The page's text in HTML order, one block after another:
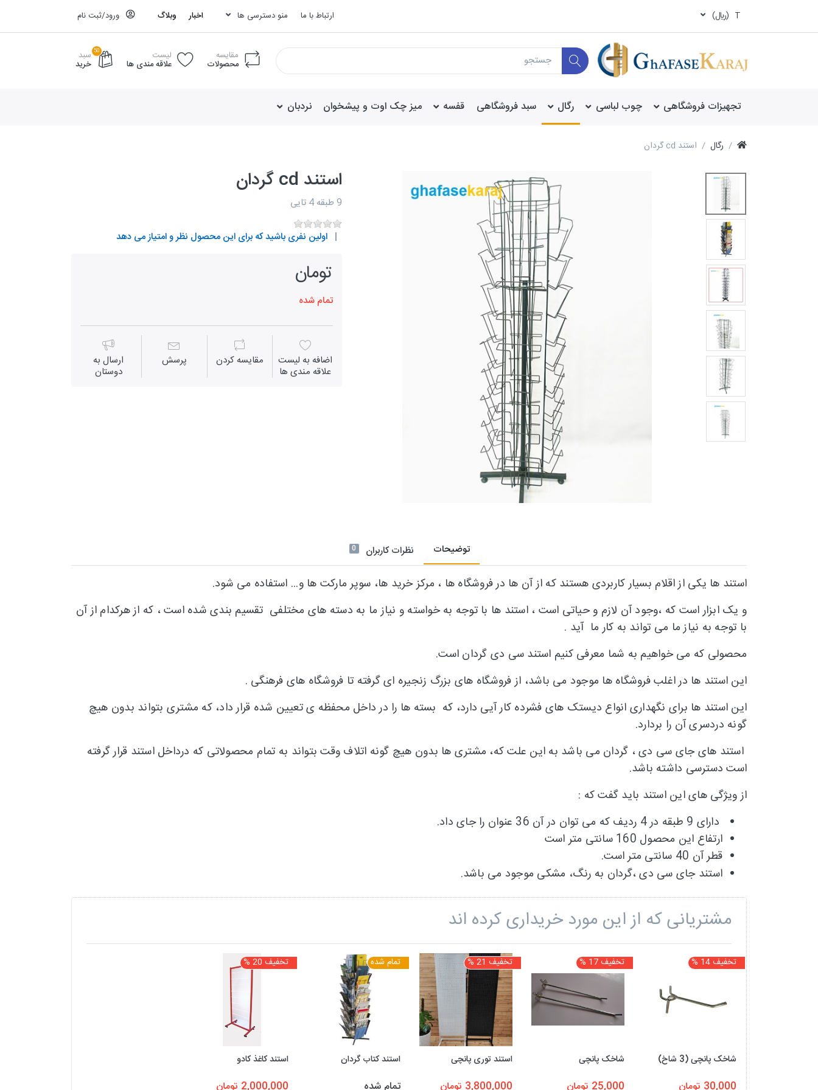
T (ريال) ارتباط با ما منو دسترسی ها اخبار وبلاگ ورود/ثبت نام
مقایسه
محصولات
لیست
علاقه مندی ها
50 سبد
خرید
تجهیزات فروشگاهی چوب لباسی رگال سبد فروشگاهی قفسه میز چک اوت و پیشخوان نردبان
رگال استند cd گردان
استند cd گردان
9 طبقه 4 تایی
اولین نفری باشید که برای این محصول نظر و امتیاز می دهد
تومان
تمام شده
اضافه به لیست
علاقه مندی ها
مقايسه كردن پرسش ارسال به
دوستان
توضیحات نظرات کاربران 0
استند ها یکی از اقلام بسیار کاربردی هستند که از آن ها در فروشگاه ها ، مرکز خرید ها، سوپر مارکت ها و... استفاده می شود.
و یک ابزار است که ،وجود آن لازم و حیاتی است ، استند ها با توجه به خواسته و نیاز ما به دسته های مختلفی تقسیم بندی شده است ، که از هرکدام از آن
با توجه به نیاز ما می تواند به کار ما آید .
محصولی که می خواهیم به شما معرفی کنیم استند سی دی گردان است.
این استند ها در اغلب فروشگاه ها موجود می باشد، از فروشگاه های بزرگ زنجیره ای گرفته تا فروشگاه های فرهنگی .
این استند ها برای نگهداری انواع دیستک های فشرده کار آیی دارد، که بسته ها را در داخل محفظه ی تعیین شده قرار داد، که مشتری بتواند بدون هیچ
گونه دردسری آن را بردارد.
استند های جای سی دی ، گردان می باشد به این علت که، مشتری ها بدون هیچ گونه اتلاف وقت بتواند به تمام محصولاتی که درداخل استند قرار گرفته
است دسترسی داشته باشد.
از ویژگی های این استند باید گفت که :
دارای 9 طبقه در 4 ردیف که می توان در آن 36 عنوان را جای داد.
ارتفاع این محصول 160 سانتی متر است
قطر آن 40 سانتی متر است.
استند جای سی دی ،گردان به رنگ، مشکی موجود می باشد.
مشتریانی که از این مورد خریداری کرده اند
تخفیف 14 %
شاخک پانچی (3 شاخ)
30,000 تومان
تخفیف 17 %
شاخک پانچی
25,000 تومان
تخفیف 21 %
استند توری پانچی
3,800,000 تومان
تمام شده
استند کتاب گردان
تمام شده
تخفیف 20 %
استند کاغذ کادو
2,000,000 تومان